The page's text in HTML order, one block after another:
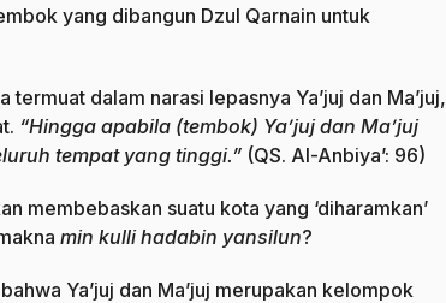
yang dibangun Dzul Qarnain untuk
dalam narasi lepasnya Ya’juj dan Ma’juj,
“Hingga apabila (tembok) Ya’juj dan Ma’juj
tempat yang tinggi.” (QS. Al-Anbiya’: 96)
membebaskan suatu kota yang ‘diharamkan’
min kulli hadabin yansilun?
Ya’juj dan Ma’juj merupakan kelompok